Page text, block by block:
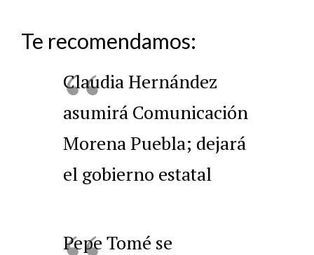
Te recomendamos:
Claudia Hernández
asumirá Comunicación
Morena Puebla; dejará
el gobierno estatal
Pepe Tomé se